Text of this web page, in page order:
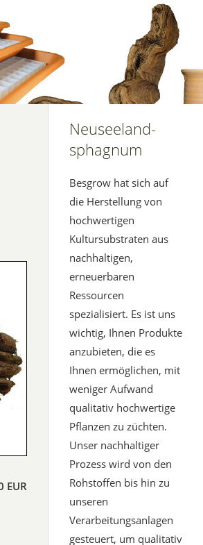
EUR
Neuseeland-
sphagnum
Besgrow hat sich auf
die Herstellung von
hochwertigen
Kultursubstraten aus
nachhaltigen,
erneuerbaren
Ressourcen
spezialisiert. Es ist uns
wichtig, Ihnen Produkte
anzubieten, die es
Ihnen ermöglichen, mit
weniger Aufwand
qualitativ hochwertige
Pflanzen zu züchten.
Unser nachhaltiger
Prozess wird von den
Rohstoffen bis hin zu
unseren
Verarbeitungsanlagen
gesteuert, um qualitativ